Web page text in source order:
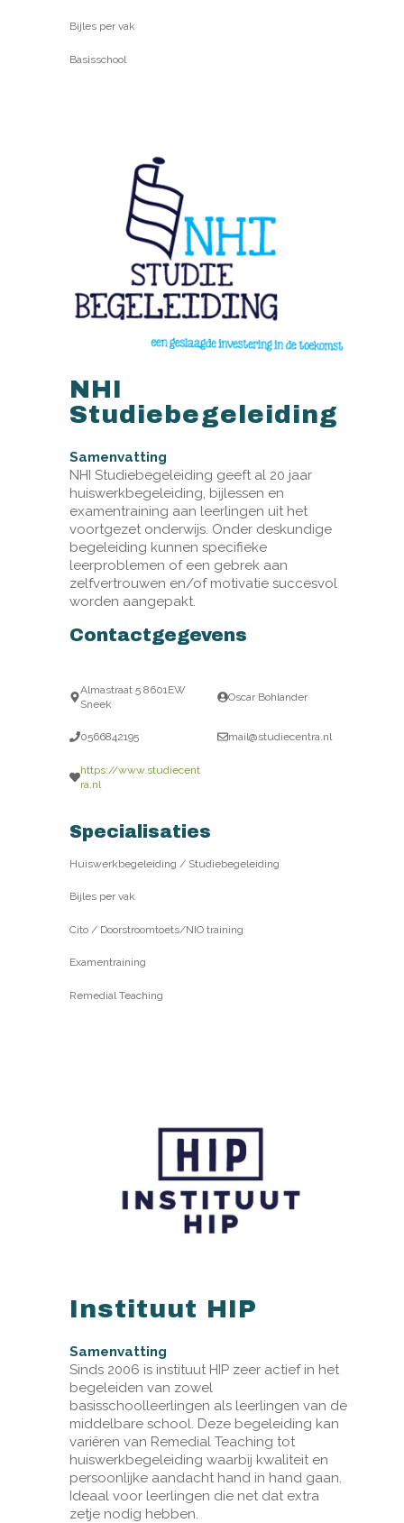
Bijles per vak
Basisschool
NHI
Studiebegeleiding
Samenvatting
NHI Studiebegeleiding geeft al 20 jaar
huiswerkbegeleiding, bijlessen en
examentraining aan leerlingen uit het
voortgezet onderwijs. Onder deskundige
begeleiding kunnen specifieke
leerproblemen of een gebrek aan
zelfvertrouwen en/of motivatie succesvol
worden aangepakt.
Contactgegevens
Almastraat 5 8601EW
Sneek
Oscar Bohlander
0566842195 mail@studiecentra.nl
https://www.studiecent
ra.nl
Specialisaties
Huiswerkbegeleiding / Studiebegeleiding
Bijles per vak
Cito / Doorstroomtoets/NIO training
Examentraining
Remedial Teaching
Instituut HIP
Samenvatting
Sinds 2006 is instituut HIP zeer actief in het
begeleiden van zowel
basisschoolleerlingen als leerlingen van de
middelbare school. Deze begeleiding kan
variëren van Remedial Teaching tot
huiswerkbegeleiding waarbij kwaliteit en
persoonlijke aandacht hand in hand gaan.
Ideaal voor leerlingen die net dat extra
zetje nodig hebben.